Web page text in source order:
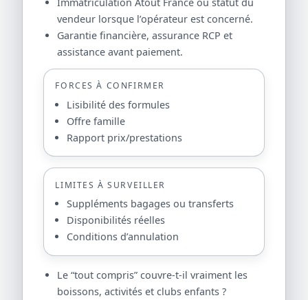
vendeur lorsque l’opérateur est concerné.
Garantie financière, assurance RCP et
assistance avant paiement.
FORCES À CONFIRMER
Lisibilité des formules
Offre famille
Rapport prix/prestations
LIMITES À SURVEILLER
Suppléments bagages ou transferts
Disponibilités réelles
Conditions d’annulation
Le “tout compris” couvre-t-il vraiment les
boissons, activités et clubs enfants ?